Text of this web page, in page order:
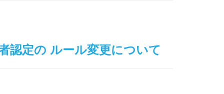
認定の ルール変更について